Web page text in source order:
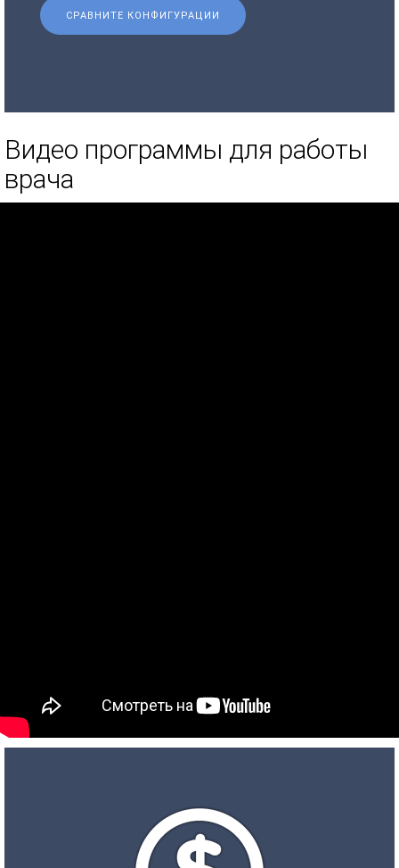
СРАВНИТЕ КОНФИГУРАЦИИ
Видео программы для работы
врача